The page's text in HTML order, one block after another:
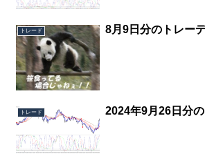
トレード 8月9日分のトレー
トレード 2024年9月26日分